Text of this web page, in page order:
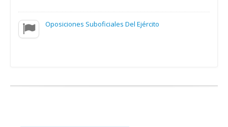
Oposiciones Suboficiales Del Ejército